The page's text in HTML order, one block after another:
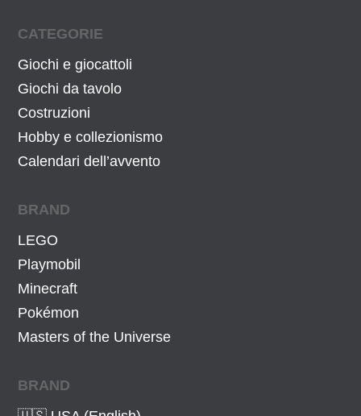
CATEGORIE
Giochi e giocattoli
Giochi da tavolo
Costruzioni
Hobby e collezionismo
Calendari dell’avvento
BRAND
LEGO
Playmobil
Minecraft
Pokémon
Masters of the Universe
BRAND